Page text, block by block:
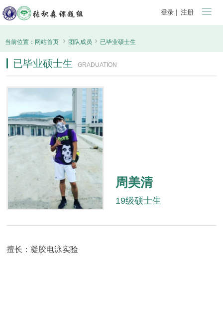
登录 注册 
当前位置： 网站首页  团队成员  已毕业硕士生
已毕业硕士生 GRADUATION
周美清
19级硕士生
擅长：凝胶电泳实验